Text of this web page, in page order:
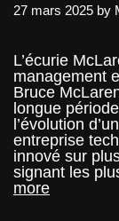
27 mars 2025 by
L’écurie
management
Bruce
longue
l’évolution
entreprise
innové sur
signant les
moreMcLaren